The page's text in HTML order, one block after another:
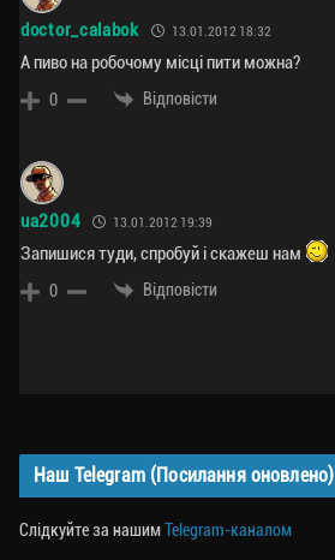
doctor_calabok 13.01.2012 18:32
А пиво на робочому місці пити можна?
0 Відповісти
ua2004 13.01.2012 19:39
Запишися туди, спробуй і скажеш нам
0 Відповісти
Наш Telegram (Посилання оновлено)
Слідкуйте за нашимTelegram-каналом